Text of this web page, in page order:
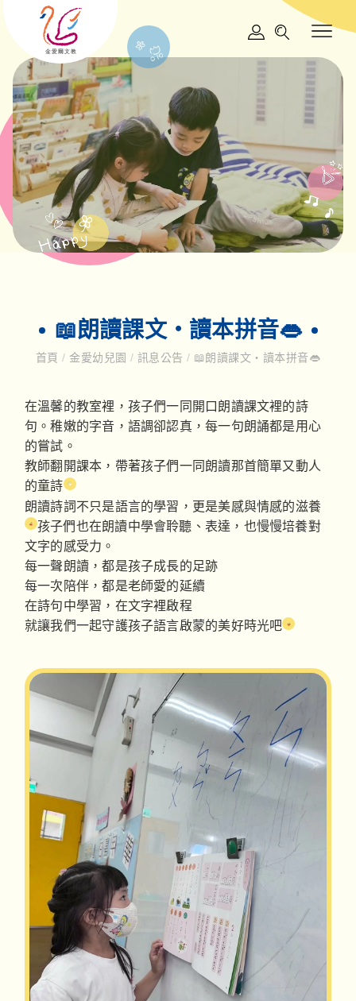
📖朗讀課文‧讀本拼音👄
首頁/ 金愛幼兒園 / 訊息公告/ 📖朗讀課文‧讀本拼音👄
在溫馨的教室裡，孩子們一同開口朗讀課文裡的詩
句。稚嫩的字音，語調卻認真，每一句朗誦都是用心
的嘗試。
教師翻開課本，帶著孩子們一同朗讀那首簡單又動人
的童詩
朗讀詩詞不只是語言的學習，更是美感與情感的滋養
孩子們也在朗讀中學會聆聽、表達，也慢慢培養對
文字的感受力。
每一聲朗讀，都是孩子成長的足跡
每一次陪伴，都是老師愛的延續
在詩句中學習，在文字裡啟程
就讓我們一起守護孩子語言啟蒙的美好時光吧